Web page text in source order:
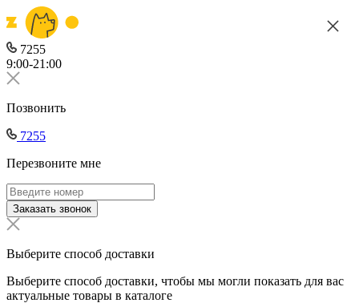
7255
9:00-21:00
Позвонить
7255
Перезвоните мне
Заказать звонок
Выберите способ доставки
Выберите способ доставки, чтобы мы могли показать для вас
актуальные товары в каталоге